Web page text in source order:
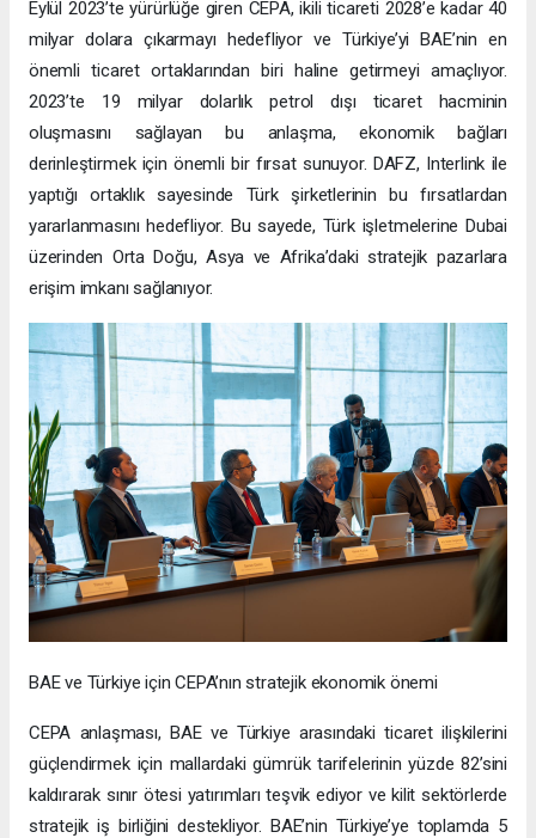
Eylül 2023’te yürürlüğe giren CEPA, ikili ticareti 2028’e kadar 40
milyar dolara çıkarmayı hedefliyor ve Türkiye’yi BAE’nin en
önemli ticaret ortaklarından biri haline getirmeyi amaçlıyor.
2023’te 19 milyar dolarlık petrol dışı ticaret hacminin
oluşmasını sağlayan bu anlaşma, ekonomik bağları
derinleştirmek için önemli bir fırsat sunuyor. DAFZ, Interlink ile
yaptığı ortaklık sayesinde Türk şirketlerinin bu fırsatlardan
yararlanmasını hedefliyor. Bu sayede, Türk işletmelerine Dubai
üzerinden Orta Doğu, Asya ve Afrika’daki stratejik pazarlara
erişim imkanı sağlanıyor.
BAE ve Türkiye için CEPA’nın stratejik ekonomik önemi
CEPA anlaşması, BAE ve Türkiye arasındaki ticaret ilişkilerini
güçlendirmek için mallardaki gümrük tarifelerinin yüzde 82’sini
kaldırarak sınır ötesi yatırımları teşvik ediyor ve kilit sektörlerde
stratejik iş birliğini destekliyor. BAE’nin Türkiye’ye toplamda 5